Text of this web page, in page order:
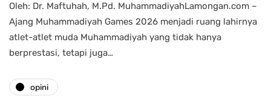
Oleh: Dr. Maftuhah, M.Pd. MuhammadiyahLamongan.com –
Ajang Muhammadiyah Games 2026 menjadi ruang lahirnya
atlet-atlet muda Muhammadiyah yang tidak hanya
berprestasi, tetapi juga…
opini